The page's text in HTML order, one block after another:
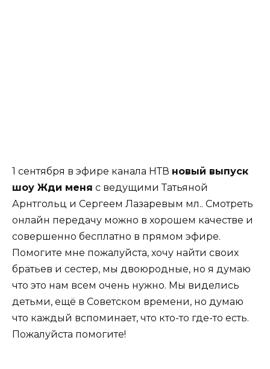
1 сентября в эфире канала НТВ новый выпуск
шоу Жди меня с ведущими Татьяной
Арнтгольц и Сергеем Лазаревым мл.. Смотреть
онлайн передачу можно в хорошем качестве и
совершенно бесплатно в прямом эфире.
Помогите мне пожалуйста, хочу найти своих
братьев и сестер, мы двоюродные, но я думаю
что это нам всем очень нужно. Мы виделись
детьми, ещё в Советском времени, но думаю
что каждый вспоминает, что кто-то где-то есть.
Пожалуйста помогите!